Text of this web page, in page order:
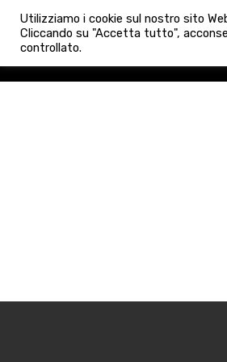
Utilizziamo i cookie sul nostro sito
Cliccando su "Accetta tutto",
controllato.